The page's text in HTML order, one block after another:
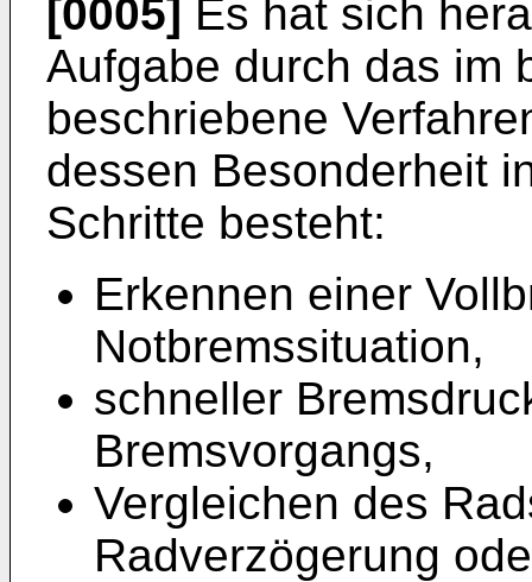
[0005] Es hat sich
Aufgabe durch das im
beschriebene
dessen Besonderheit
Schritte besteht:
Erkennen einer
Notbremssituation,
schneller
Bremsvorgangs,
Vergleichen des
Radverzögerung